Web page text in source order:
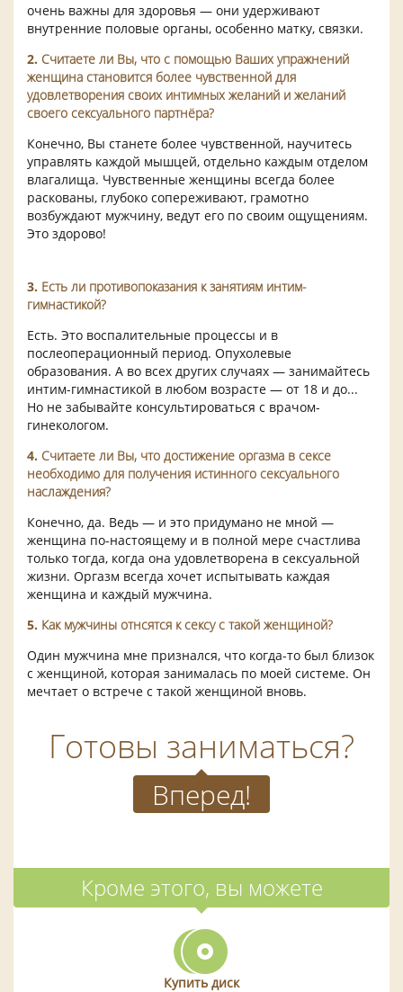
очень важны для здоровья — они удерживают
внутренние половые органы, особенно матку, связки.
2. Считаете ли Вы, что с помощью Ваших упражнений
женщина становится более чувственной для
удовлетворения своих интимных желаний и желаний
своего сексуального партнёра?
Конечно, Вы станете более чувственной, научитесь
управлять каждой мышцей, отдельно каждым отделом
влагалища. Чувственные женщины всегда более
раскованы, глубоко сопереживают, грамотно
возбуждают мужчину, ведут его по своим ощущениям.
Это здорово!
3. Есть ли противопоказания к занятиям интим-
гимнастикой?
Есть. Это воспалительные процессы и в
послеоперационный период. Опухолевые
образования. А во всех других случаях — занимайтесь
интим-гимнастикой в любом возрасте — от 18 и до...
Но не забывайте консультироваться с врачом-
гинекологом.
4. Считаете ли Вы, что достижение оргазма в сексе
необходимо для получения истинного сексуального
наслаждения?
Конечно, да. Ведь — и это придумано не мной —
женщина по-настоящему и в полной мере счастлива
только тогда, когда она удовлетворена в сексуальной
жизни. Оргазм всегда хочет испытывать каждая
женщина и каждый мужчина.
5. Как мужчины отнсятся к сексу с такой женщиной?
Один мужчина мне признался, что когда-то был близок
с женщиной, которая занималась по моей системе. Он
мечтает о встрече с такой женщиной вновь.
Готовы заниматься?
Вперед!
Кроме этого, вы можете
Купить диск